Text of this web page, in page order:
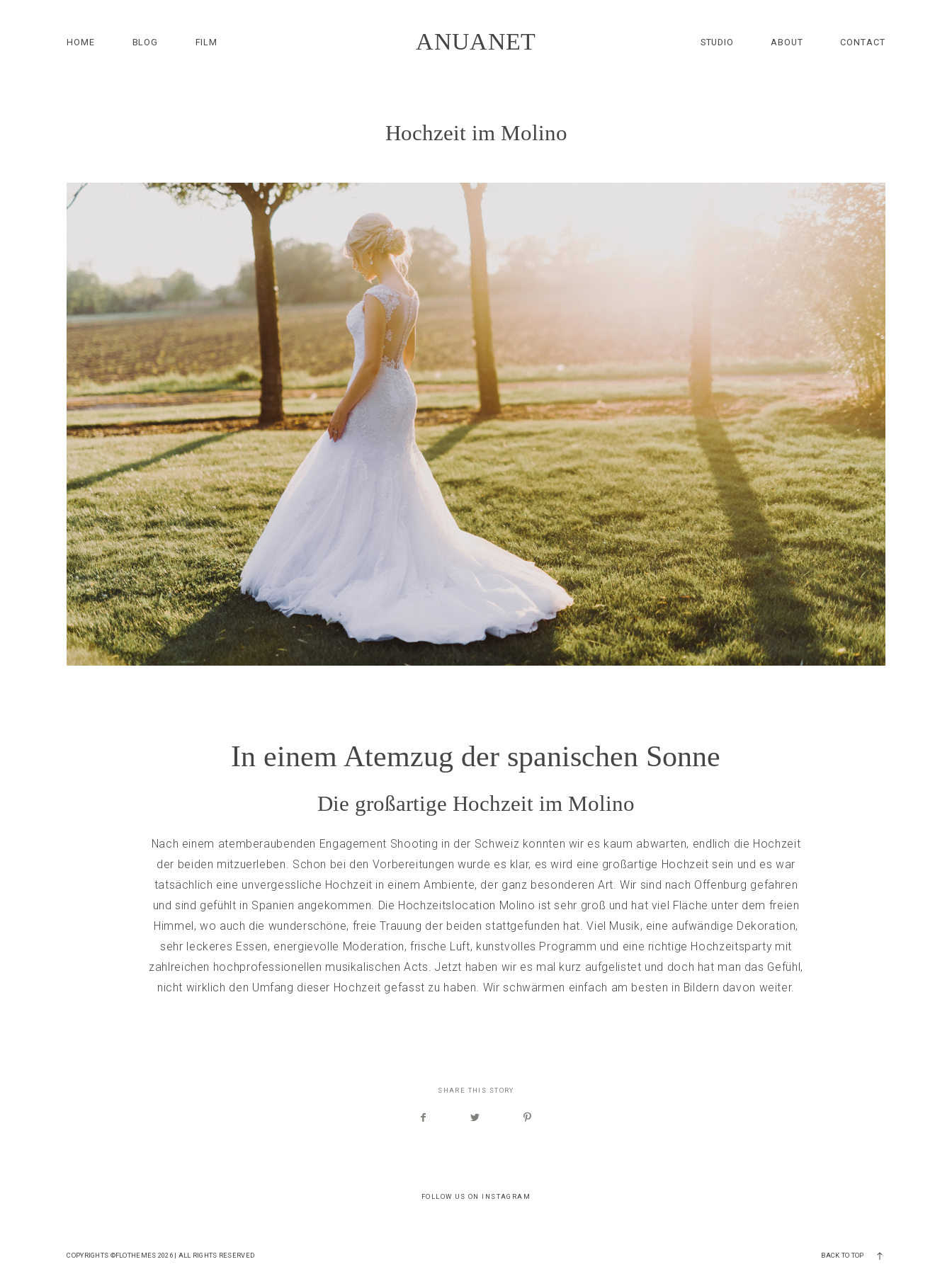
HOME BLOG FILM ANUANET STUDIO ABOUT CONTACT
Hochzeit im Molino
In einem Atemzug der spanischen Sonne
Die großartige Hochzeit im Molino
Nach einem atemberaubenden Engagement Shooting in der Schweiz konnten wir es kaum abwarten, endlich die Hochzeit
der beiden mitzuerleben. Schon bei den Vorbereitungen wurde es klar, es wird eine großartige Hochzeit sein und es war
tatsächlich eine unvergessliche Hochzeit in einem Ambiente, der ganz besonderen Art. Wir sind nach Offenburg gefahren
und sind gefühlt in Spanien angekommen. Die Hochzeitslocation Molino ist sehr groß und hat viel Fläche unter dem freien
Himmel, wo auch die wunderschöne, freie Trauung der beiden stattgefunden hat. Viel Musik, eine aufwändige Dekoration,
sehr leckeres Essen, energievolle Moderation, frische Luft, kunstvolles Programm und eine richtige Hochzeitsparty mit
zahlreichen hochprofessionellen musikalischen Acts. Jetzt haben wir es mal kurz aufgelistet und doch hat man das Gefühl,
nicht wirklich den Umfang dieser Hochzeit gefasst zu haben. Wir schwärmen einfach am besten in Bildern davon weiter.
SHARE THIS STORY
FOLLOW US ON INSTAGRAM
COPYRIGHTS ©FLOTHEMES 2026 | ALL RIGHTS RESERVED BACK TO TOP